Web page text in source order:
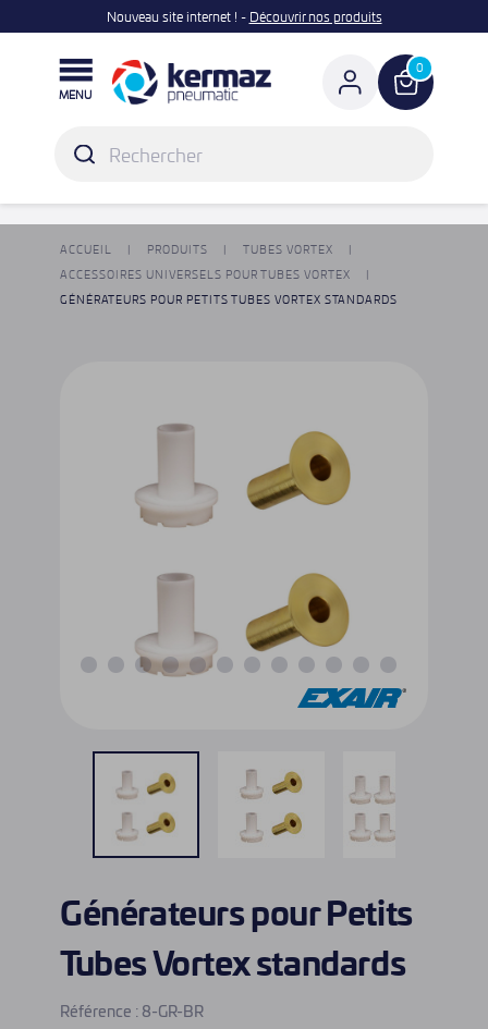
Nouveau site internet ! - Découvrir nos produits

MENU
0
ACCUEIL PRODUITS
TUBES VORTEX
ACCESSOIRES UNIVERSELS POUR TUBES VORTEX
GÉNÉRATEURS POUR PETITS TUBES VORTEX STANDARDS
Générateurs pour Petits
Tubes Vortex standards
Référence : 8-GR-BR